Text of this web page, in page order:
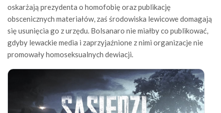
oskarżają prezydenta o homofobię oraz publikację
obscenicznych materiałów, zaś środowiska lewicowe domagają
się usunięcia go z urzędu. Bolsanaro nie miałby co publikować,
gdyby lewackie media i zaprzyjaźnione z nimi organizacje nie
promowały homoseksualnych dewiacji.